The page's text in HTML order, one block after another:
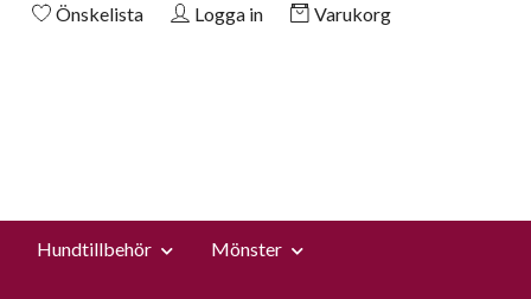
Önskelista Logga in Varukorg
Hundtillbehör
Mönster